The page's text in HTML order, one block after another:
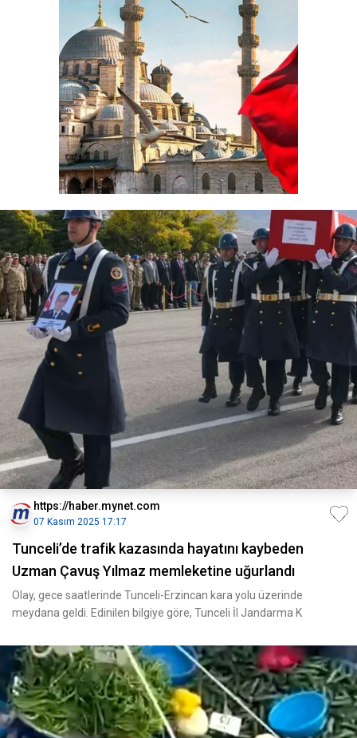
https://haber.mynet.com
07 Kasım 2025 17:17
Tunceli’de trafik kazasında hayatını kaybeden
Uzman Çavuş Yılmaz memleketine uğurlandı
Olay, gece saatlerinde Tunceli-Erzincan kara yolu üzerinde
meydana geldi. Edinilen bilgiye göre, Tunceli İl Jandarma K